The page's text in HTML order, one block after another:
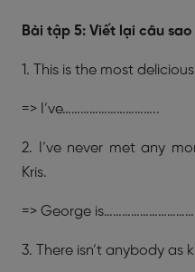
Bài tập 5: Viết lại câu
1. This is the most
=> I’ve…………………………..
2. I’ve never met any
Kris.
=> George is…………………………
3. There isn’t anybody